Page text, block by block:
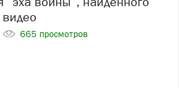
665 просмотров